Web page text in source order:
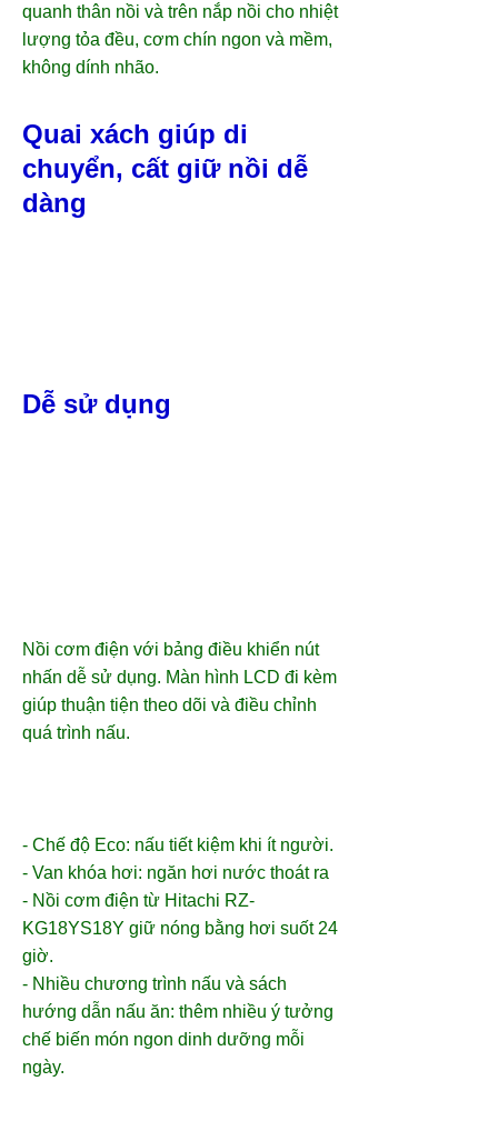
quanh thân nồi và trên nắp nồi cho nhiệt
lượng tỏa đều, cơm chín ngon và mềm,
không dính nhão.
Quai xách giúp di
chuyển, cất giữ nồi dễ
dàng
Dễ sử dụng
Nồi cơm điện với bảng điều khiển nút
nhấn dễ sử dụng. Màn hình LCD đi kèm
giúp thuận tiện theo dõi và điều chỉnh
quá trình nấu.
- Chế độ Eco: nấu tiết kiệm khi ít người.
- Van khóa hơi: ngăn hơi nước thoát ra
- Nồi cơm điện từ Hitachi RZ-
KG18YS18Y giữ nóng bằng hơi suốt 24
giờ.
- Nhiều chương trình nấu và sách
hướng dẫn nấu ăn: thêm nhiều ý tưởng
chế biến món ngon dinh dưỡng mỗi
ngày .